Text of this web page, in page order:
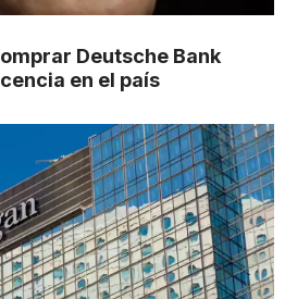
Deutsche Bank
en el país